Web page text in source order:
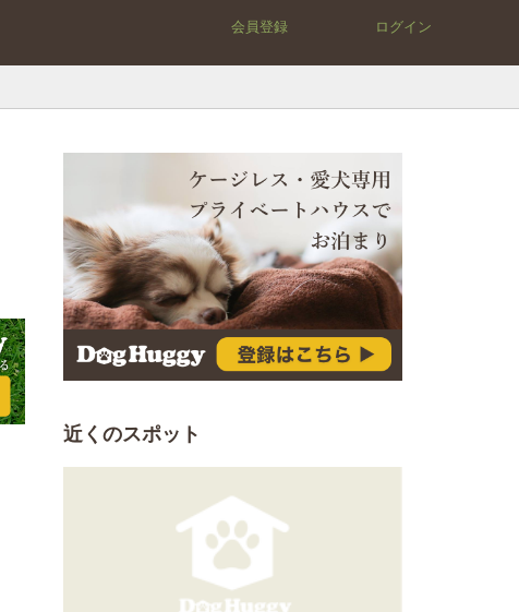
会員登録 ログイン
近くのスポット